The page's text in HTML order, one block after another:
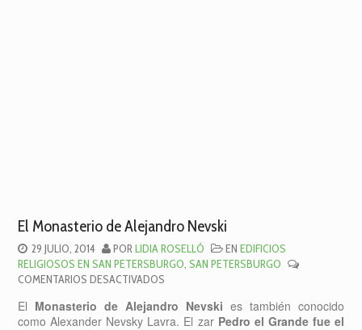
El Monasterio de Alejandro Nevski
29 JULIO, 2014 PORLIDIA ROSELLÓ ENEDIFICIOS
RELIGIOSOS EN SAN PETERSBURGO,SAN PETERSBURGO
COMENTARIOS DESACTIVADOS
MONASTERIO
DE
El Monasterio de Alejandro Nevski es también conocido
como Alexander Nevsky Lavra. El zar Pedro el Grande fue el